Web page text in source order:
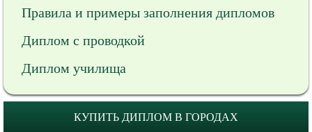
Правила и примеры заполнения дипломов
Диплом с проводкой
Диплом училища
КУПИТЬ ДИПЛОМ В ГОРОДАХ